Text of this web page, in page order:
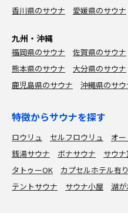
香川県のサウナ
愛媛県のサウナ
九州・沖縄
福岡県のサウナ 佐賀県のサウナ
熊本県のサウナ
大分県のサウナ
鹿児島県のサウナ
沖縄県のサウ
特徴からサウナを探す
ロウリュ セルフロウリュ オ
銭湯サウナ
ボナサウナ サウ
タトゥーOK
カプセルホテル有り
テントサウナ
サウナ小屋 湖